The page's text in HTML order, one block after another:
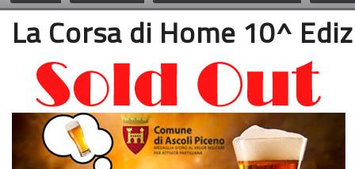
La Corsa di Home 10^